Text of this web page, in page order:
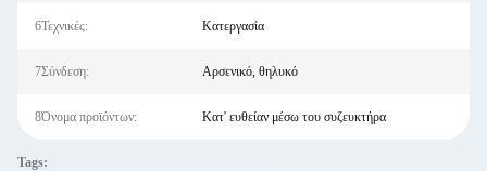
6Τεχνικές: Κατεργασία
7Σύνδεση: Αρσενικό, θηλυκό
8Όνομα προϊόντων: Κατ' ευθείαν μέσω του συζευκτήρα
Tags: